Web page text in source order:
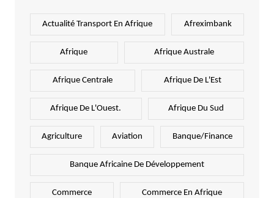
Actualité Transport En Afrique Afreximbank
Afrique Afrique Australe
Afrique Centrale Afrique De L'Est
Afrique De L'Ouest. Afrique Du Sud
Agriculture Aviation Banque/Finance
Banque Africaine De Développement
Commerce Commerce En Afrique